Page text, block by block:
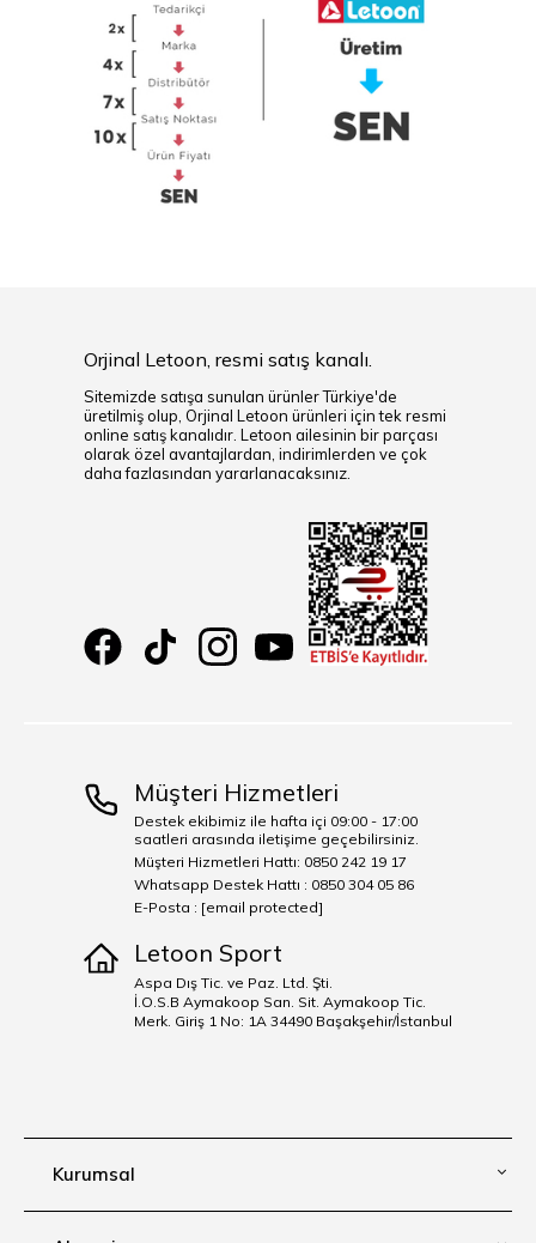
Orjinal Letoon, resmi satış kanalı.
Sitemizde satışa sunulan ürünler Türkiye'de
üretilmiş olup, Orjinal Letoon ürünleri için tek resmi
online satış kanalıdır. Letoon ailesinin bir parçası
olarak özel avantajlardan, indirimlerden ve çok
daha fazlasından yararlanacaksınız.
Kurumsal
Müşteri Hizmetleri
Destek ekibimiz ile hafta içi 09:00 - 17:00
saatleri arasında iletişime geçebilirsiniz.
Müşteri Hizmetleri Hattı: 0850 242 19 17
Whatsapp Destek Hattı : 0850 304 05 86
E-Posta : [email protected]
Letoon Sport
Aspa Dış Tic. ve Paz. Ltd. Şti.
İ.O.S.B Aymakoop San. Sit. Aymakoop Tic.
Merk. Giriş 1 No: 1A 34490 Başakşehir/İstanbul